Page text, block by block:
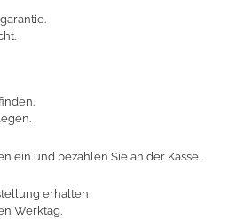
ein und bezahlen Sie an der Kasse.
erhalten.
Werktag.